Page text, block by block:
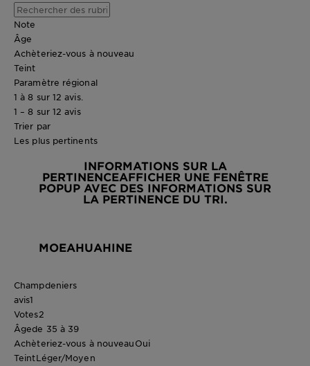
Note
Âge
Achèteriez-vous à nouveau
Teint
Paramètre régional
1 à 8 sur 12 avis.
1 – 8 sur 12 avis
Trier par
Les plus pertinents
INFORMATIONS SUR LA
PERTINENCEAFFICHER UNE FENÊTRE
POPUP AVEC DES INFORMATIONS SUR
LA PERTINENCE DU TRI.
MOEAHUAHINE
Champdeniers
avis1
Votes2
Âgede 35 à 39
Achèteriez-vous à nouveauOui
TeintLéger/Moyen